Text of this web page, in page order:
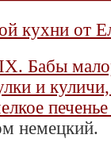
кухни от
Бабы
и
немецкий.